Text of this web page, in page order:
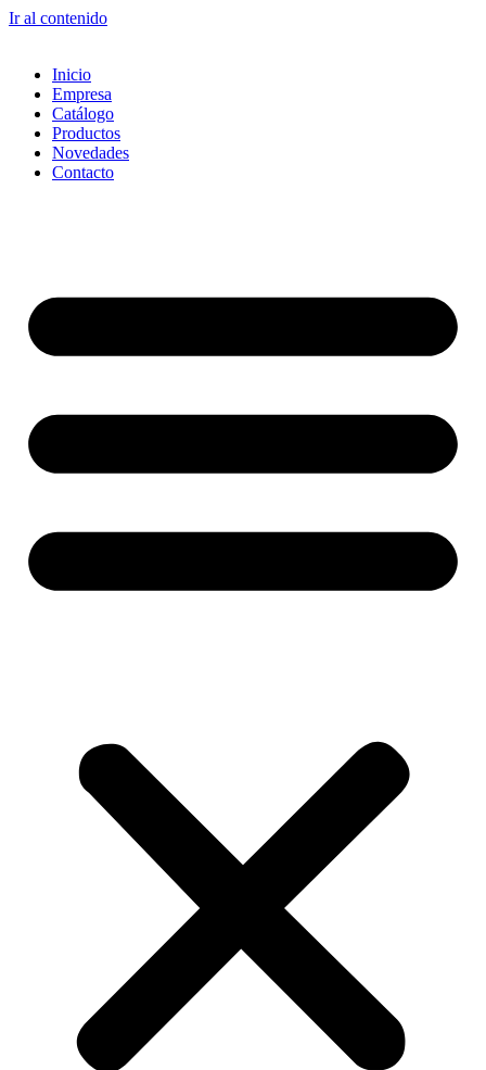
Ir al contenido
Inicio
Empresa
Catálogo
Productos
Novedades
Contacto